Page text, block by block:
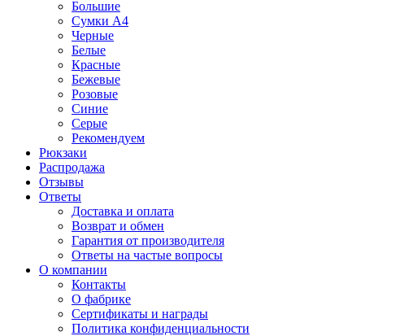
Большие
Сумки А4
Черные
Белые
Красные
Бежевые
Розовые
Синие
Серые
Рекомендуем
Рюкзаки
Распродажа
Отзывы
Ответы
Доставка и оплата
Возврат и обмен
Гарантия от производителя
Ответы на частые вопросы
О компании
Контакты
О фабрике
Сертификаты и награды
Политика конфиденциальности